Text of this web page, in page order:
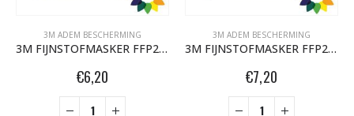
3M ADEM BESCHERMING
3M FIJNSTOFMASKER FFP2 06922 OP VOORRAAD
€6,20
3M ADEM BESCHERMING
3M FIJNSTOFMASKER FFP2 (vouw) 06923 OP VOORRAAD max. 5 per bestelling
€7,20